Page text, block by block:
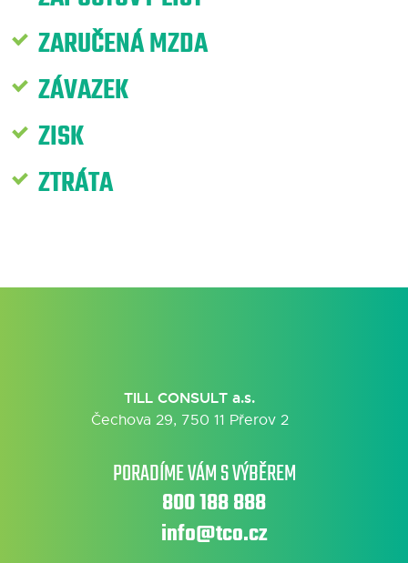
ZARUČENÁ MZDA
ZÁVAZEK
ZISK
ZTRÁTA
TILL CONSULT a.s.
Čechova 29, 750 11 Přerov 2
PORADÍME VÁM S VÝBĚREM
800 188 888
info@tco.cz